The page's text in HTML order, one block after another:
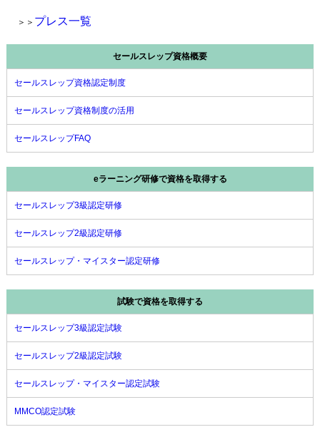
＞＞ プレス一覧
セールスレップ資格概要
セールスレップ資格認定制度
セールスレップ資格制度の活用
セールスレップFAQ
eラーニング研修で資格を取得する
セールスレップ3級認定研修
セールスレップ2級認定研修
セールスレップ・マイスター認定研修
試験で資格を取得する
セールスレップ3級認定試験
セールスレップ2級認定試験
セールスレップ・マイスター認定試験
MMCO認定試験